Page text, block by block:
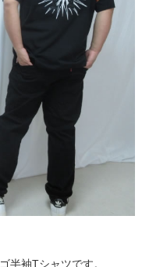
半袖Tシャツです。